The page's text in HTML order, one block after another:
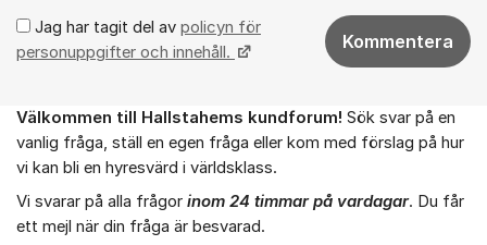
Jag har tagit del av policyn för
personuppgifter och innehåll.
Kommentera
Om forumet
Välkommen till Hallstahems kundforum! Sök svar på en
vanlig fråga, ställ en egen fråga eller kom med förslag på hur
vi kan bli en hyresvärd i världsklass.
Vi svarar på alla frågor inom 24 timmar på vardagar. Du får
ett mejl när din fråga är besvarad.